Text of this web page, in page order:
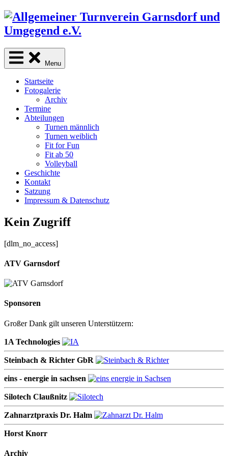
Skip
content
Menu
Startseite
Fotogalerie
Archiv
Termine
Abteilungen
Turnen männlich
Turnen weiblich
Fit for Fun
Fit ab 50
Volleyball
Geschichte
Kontakt
Satzung
Impressum & Datenschutz
Kein Zugriff
[dlm_no_access]
ATV Garnsdorf
Sponsoren
Großer Dank gilt unseren Unterstützern:
1A Technologies
Steinbach & Richter GbR
eins - energie in sachsen
Silotech Claußnitz
Zahnarztpraxis Dr. Halm
Horst Knorr
Archiv